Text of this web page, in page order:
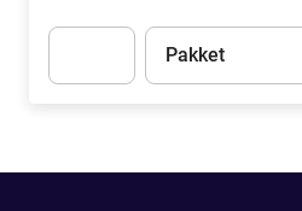
Eenheid
Pakket